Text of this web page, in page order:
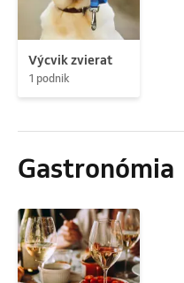
Výcvik zvierat
1 podnik
Gastronómia